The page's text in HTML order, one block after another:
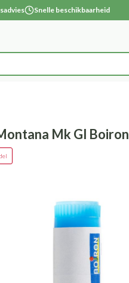
Snelle beschikbaarheid
categorie...
Mk Gl Boiron